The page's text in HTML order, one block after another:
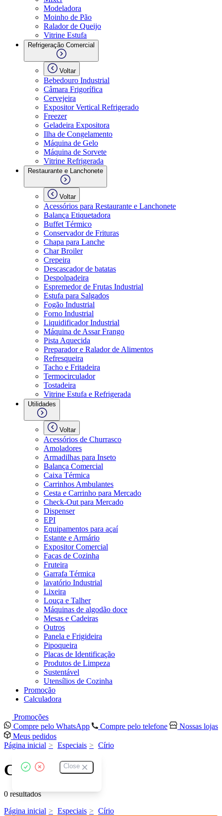
Modeladora
Moinho de Pão
Ralador de Queijo
Vitrine Estufa
Refrigeração Comercial
Voltar
Bebedouro Industrial
Câmara Frigorífica
Cervejeira
Expositor Vertical Refrigerado
Freezer
Geladeira Expositora
Ilha de Congelamento
Máquina de Gelo
Máquina de Sorvete
Vitrine Refrigerada
Restaurante e Lanchonete
Voltar
Acessórios para Restaurante e Lanchonete
Balança Etiquetadora
Buffet Térmico
Conservador de Frituras
Chapa para Lanche
Char Broiler
Crepeira
Descascador de batatas
Despolpadeira
Espremedor de Frutas Industrial
Estufa para Salgados
Fogão Industrial
Forno Industrial
Liquidificador Industrial
Máquina de Assar Frango
Pista Aquecida
Preparador e Ralador de Alimentos
Refresqueira
Tacho e Fritadeira
Termocirculador
Tostadeira
Vitrine Estufa e Refrigerada
Utilidades
Voltar
Acessórios de Churrasco
Amoladores
Armadilhas para Inseto
Balança Comercial
Caixa Térmica
Carrinhos Ambulantes
Cesta e Carrinho para Mercado
Check-Out para Mercado
Dispenser
EPI
Equipamentos para açaí
Estante e Armário
Expositor Comercial
Facas de Cozinha
Fruteira
Garrafa Térmica
lavatório Industrial
Lixeira
Louça e Talher
Máquinas de algodão doce
Mesas e Cadeiras
Outros
Panela e Frigideira
Pipoqueira
Placas de Identificação
Produtos de Limpeza
Sustentável
Utensílios de Cozinha
Promoção
Calculadora
Promoções
Compre pelo WhatsApp
Compre pelo telefone
Nossas lojas
Meus pedidos
Close
Página inicial Especiais Círio
Círio
0 resultados
Página inicial
Especiais Círio